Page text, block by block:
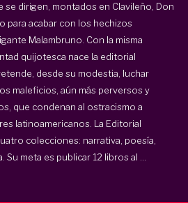
se dirigen, montados en Clavileño, Don
para acabar con los hechizos
Malambruno. Con la misma
quijotesca nace la editorial
desde su modestia, luchar
maleficios, aún más perversos y
que condenan al ostracismo a
latinoamericanos. La Editorial
colecciones: narrativa, poesía,
Su meta es publicar 12 libros al ...